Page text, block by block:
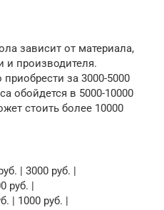
зависит от материала,
и производителя.
за 3000-5000
обойдется в 5000-10000
стоить более 10000
| 3000 руб. |
руб. |
| 1000 руб. |